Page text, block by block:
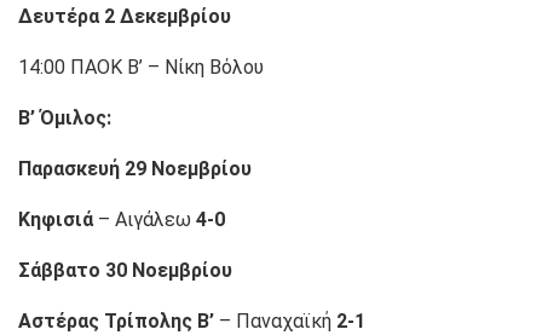
Δευτέρα 2 Δεκεμβρίου
14:00 ΠΑΟΚ Β’ – Νίκη Βόλου
Β’ Όμιλος:
Παρασκευή 29 Νοεμβρίου
Κηφισιά – Αιγάλεω 4-0
Σάββατο 30 Νοεμβρίου
Αστέρας Τρίπολης Β’ – Παναχαϊκή 2-1